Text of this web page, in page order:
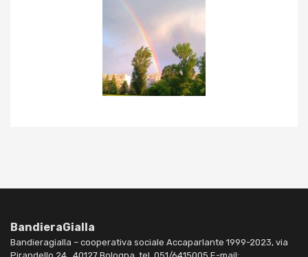
BandieraGialla
Bandieragialla – cooperativa sociale Accaparlante 1999-2023, via